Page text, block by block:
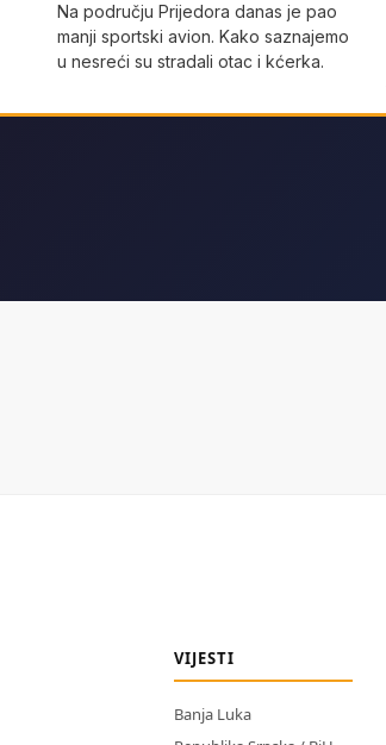
Na području Prijedora danas je pao
manji sportski avion. Kako saznajemo
u nesreći su stradali otac i kćerka.
VIJESTI
Banja Luka